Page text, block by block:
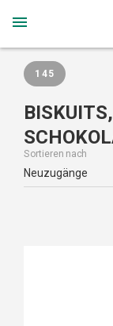
menu
145
Sortieren nach